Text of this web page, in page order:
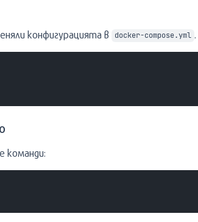
конфигурацията в docker-compose.yml
команди: